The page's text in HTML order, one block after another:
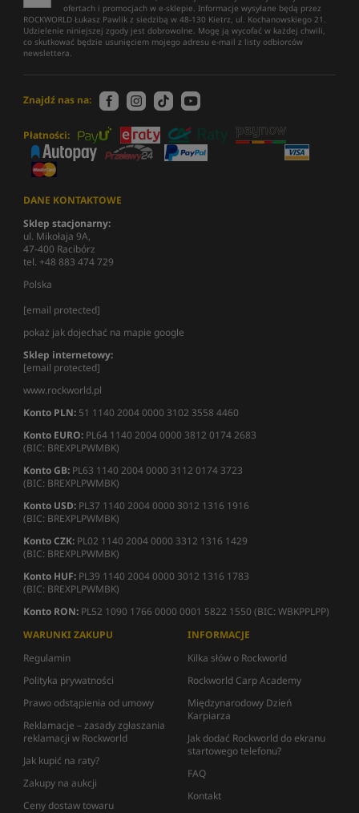
ofertach i promocjach w e-sklepie. Informacje wysyłane będą przez
ROCKWORLD Łukasz Pawlik z siedzibą w 48-130 Kietrz, ul. Kochanowskiego 21.
Udzielenie niniejszej zgody jest dobrowolne. Mogę ją wycofać w każdej chwili,
co skutkować będzie usunięciem mojego adresu e-mail z listy odbiorców
newslettera.
Znajdź nas na:
Płatności:
DANE KONTAKTOWE
Sklep stacjonarny:
ul. Mikołaja 9A,
47-400 Racibórz
tel. +48 883 474 729
Polska
[email protected]
pokaż jak dojechać na mapie google
Sklep internetowy:
[email protected]
www.rockworld.pl
Konto PLN: 51 1140 2004 0000 3102 3558 4460
Konto EURO: PL64 1140 2004 0000 3812 0174 2683
(BIC: BREXPLPWMBK)
Konto GB: PL63 1140 2004 0000 3112 0174 3723
(BIC: BREXPLPWMBK)
Konto USD: PL37 1140 2004 0000 3012 1316 1916
(BIC: BREXPLPWMBK)
Konto CZK: PL02 1140 2004 0000 3312 1316 1429
(BIC: BREXPLPWMBK)
Konto HUF: PL39 1140 2004 0000 3012 1316 1783
(BIC: BREXPLPWMBK)
Konto RON: PL52 1090 1766 0000 0001 5822 1550 (BIC: WBKPPLPP)
WARUNKI ZAKUPU
Regulamin
Polityka prywatności
Prawo odstąpienia od umowy
Reklamacje – zasady zgłaszania
reklamacji w Rockworld
Jak kupić na raty?
Zakupy na aukcji
Ceny dostaw towaru
INFORMACJE
Kilka słów o Rockworld
Rockworld Carp Academy
Międzynarodowy Dzień
Karpiarza
Jak dodać Rockworld do ekranu
startowego telefonu?
FAQ
Kontakt